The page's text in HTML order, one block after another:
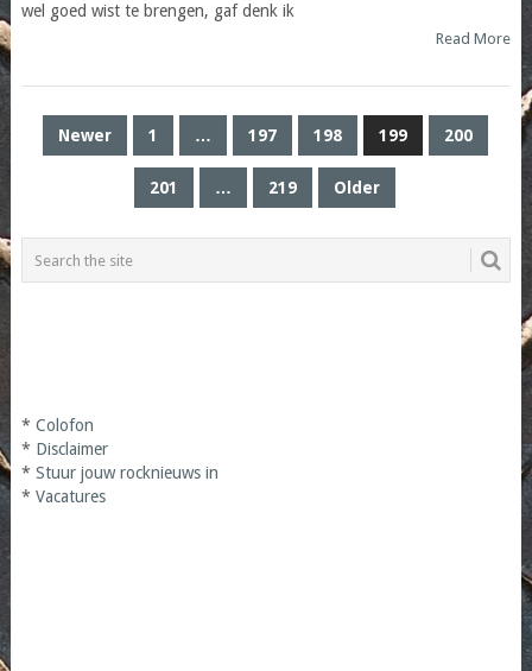
wel goed wist te brengen, gaf denk ik
Read More
POSTS
PAGINATION
Newer 1 … 197 198 199 200
201 … 219 Older
* Colofon
* Disclaimer
* Stuur jouw rocknieuws in
* Vacatures